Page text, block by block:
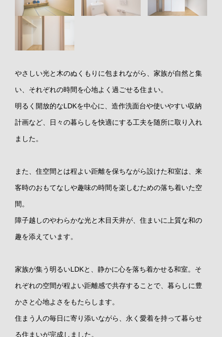
やさしい光と木のぬくもりに包まれながら、家族が自然と集
い、それぞれの時間を心地よく過ごせる住まい。
明るく開放的なLDKを中心に、造作洗面台や使いやすい収納
計画など、日々の暮らしを快適にする工夫を随所に取り入れ
ました。
また、住空間とは程よい距離を保ちながら設けた和室は、来
客時のおもてなしや趣味の時間を楽しむための落ち着いた空
間。
障子越しのやわらかな光と木目天井が、住まいに上質な和の
趣を添えています。
家族が集う明るいLDKと、静かに心を落ち着かせる和室。そ
れぞれの空間が程よい距離感で共存することで、暮らしに豊
かさと心地よさをもたらします。
住まう人の毎日に寄り添いながら、永く愛着を持って暮らせ
る住まいが完成しました。